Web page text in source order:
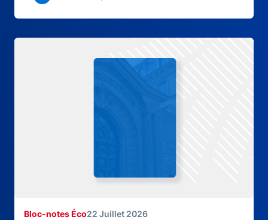
Bloc-notes Éco22 Juillet 2026